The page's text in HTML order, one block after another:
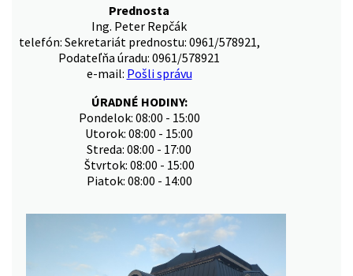
Prednosta
Ing. Peter Repčák
telefón: Sekretariát prednostu: 0961/578921,
Podateľňa úradu: 0961/578921
e-mail: Pošli správu
ÚRADNÉ HODINY:
Pondelok: 08:00 - 15:00
Utorok: 08:00 - 15:00
Streda: 08:00 - 17:00
Štvrtok: 08:00 - 15:00
Piatok: 08:00 - 14:00